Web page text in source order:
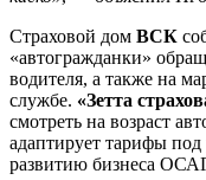
Страховой дом ВСК
«автогражданки»
водителя, а также на
службе. «Зетта
смотреть на возраст
адаптирует тарифы под
развитию бизнеса